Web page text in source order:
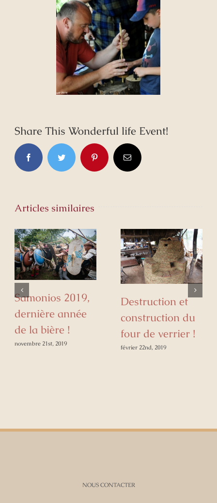
Share This Wonderful life Event!
Facebook Twitter Pinterest Email
Articles similaires
Samonios 2019,
dernière année
de la bière !
novembre 21st, 2019
Destruction et
construction du
four de verrier !
février 22nd, 2019
NOUS CONTACTER